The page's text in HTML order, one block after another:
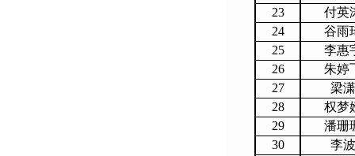
23
付英
24
谷雨
25
李惠
26
朱婷
27
梁潇
28
权梦
29
潘珊
30
李波